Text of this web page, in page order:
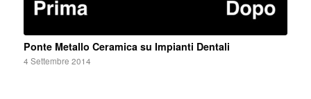
Ponte Metallo Ceramica su Impianti Dentali
4 Settembre 2014